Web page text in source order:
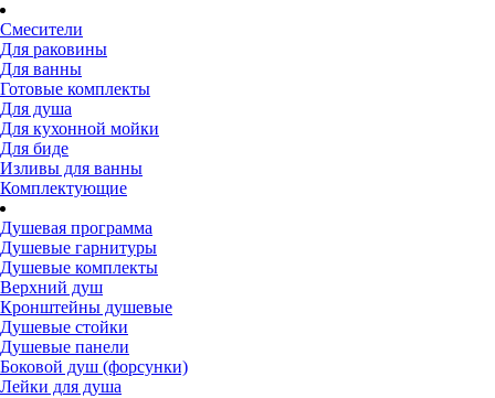
Смесители
Для раковины
Для ванны
Готовые комплекты
Для душа
Для кухонной мойки
Для биде
Изливы для ванны
Комплектующие
Душевая программа
Душевые гарнитуры
Душевые комплекты
Верхний душ
Кронштейны душевые
Душевые стойки
Душевые панели
Боковой душ (форсунки)
Лейки для душа